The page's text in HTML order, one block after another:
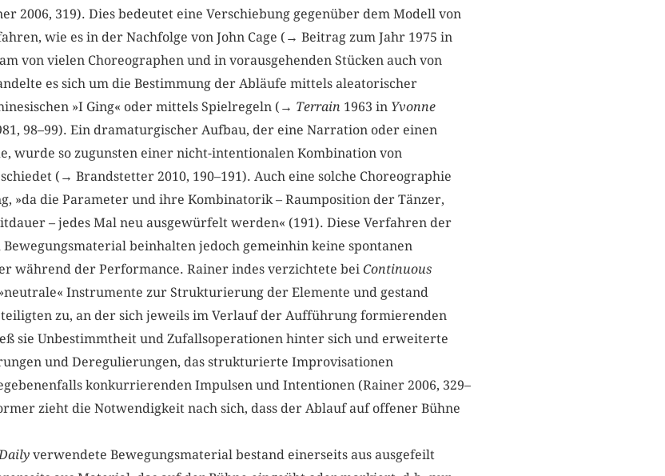
2006, 319). Dies bedeutet eine Verschiebung gegenüber dem Modell von
wie es in der Nachfolge von John Cage (→ Beitrag zum Jahr 1975 in
von vielen Choreographen und in vorausgehenden Stücken auch von
es sich um die Bestimmung der Abläufe mittels aleatorischer
»I Ging« oder mittels Spielregeln (→ Terrain 1963 in Yvonne
98–99). Ein dramaturgischer Aufbau, der eine Narration oder einen
wurde so zugunsten einer nicht-intentionalen Kombination von
(→ Brandstetter 2010, 190–191). Auch eine solche Choreographie
»da die Parameter und ihre Kombinatorik – Raumposition der Tänzer,
– jedes Mal neu ausgewürfelt werden« (191). Diese Verfahren der
beinhalten jedoch gemeinhin keine spontanen
während der Performance. Rainer indes verzichtete bei Continuous
Instrumente zur Strukturierung der Elemente und gestand
zu, an der sich jeweils im Verlauf der Aufführung formierenden
sie Unbestimmtheit und Zufallsoperationen hinter sich und erweiterte
und Deregulierungen, das strukturierte Improvisationen
konkurrierenden Impulsen und Intentionen (Rainer 2006, 329–
zieht die Notwendigkeit nach sich, dass der Ablauf auf offener Bühne
verwendete Bewegungsmaterial bestand einerseits aus ausgefeilt